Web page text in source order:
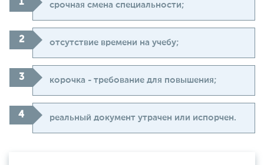
срочная смена специальности;
отсутствие времени на учебу;
корочка - требование для повышения;
реальный документ утрачен или испорчен.